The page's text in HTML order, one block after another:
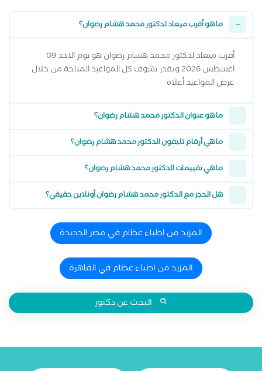
ما هو أقرب ميعاد لدكتور محمد هشام رضوان؟
أقرب ميعاد لدكتور محمد هشام رضوان هو يوم الاحد 09
اغسطس 2026 وتقدر تشوف كل المواعيد المتاحة من خلال
عرض المواعيد أعلاه
ما هو عنوان الدكتور محمد هشام رضوان؟
ما هي أرقام تليفون الدكتور محمد هشام رضوان؟
ما هي تقييمات الدكتور محمد هشام رضوان؟
هل الحجز مع الدكتور محمد هشام رضوان أونلاين حقيقي؟
المزيد من اطباء عظام في مصر الجديدة
المزيد من اطباء عظام في القاهرة
البحث عن دكتور